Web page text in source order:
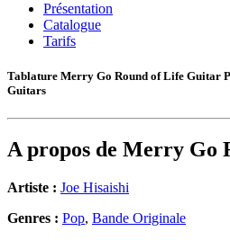
Présentation
Catalogue
Tarifs
Tablature Merry Go Round of Life Guitar
Guitars
A propos de Merry Go
Artiste : Joe Hisaishi
Genres : Pop, Bande Originale